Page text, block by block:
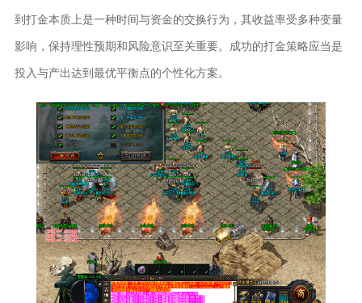
到打金本质上是一种时间与资金的交换行为，其收益率受多种变量
影响，保持理性预期和风险意识至关重要。成功的打金策略应当是
投入与产出达到最优平衡点的个性化方案。